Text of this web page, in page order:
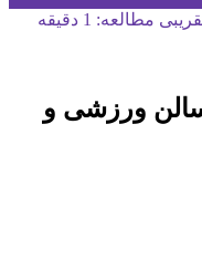
مطالعه: 1 دقیقه
ورزشی و